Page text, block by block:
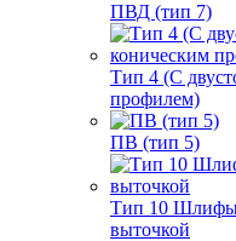
ПВД (тип 7)
Тип 4 (С
профилем)
ПВ (тип 5)
Тип 10 Шлифы
выточкой